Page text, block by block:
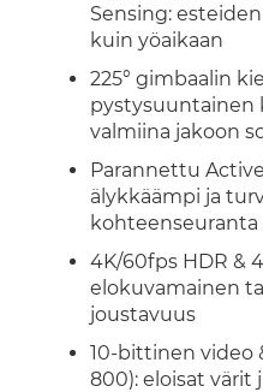
Sensing:
kuin yöaikaan
225° gimbaalin
pystysuuntainen
valmiina jakoon
Parannettu
älykkäämpi ja
kohteenseuranta
4K/60fps HDR &
elokuvamainen
joustavuus
10-bittinen video
800): eloisat värit